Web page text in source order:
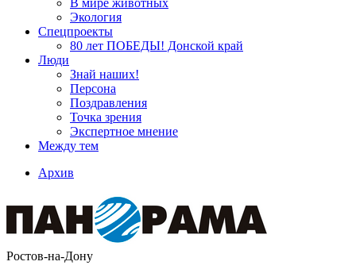
В мире животных
Экология
Спецпроекты
80 лет ПОБЕДЫ! Донской край
Люди
Знай наших!
Персона
Поздравления
Точка зрения
Экспертное мнение
Между тем
Архив
Ростов-на-Дону